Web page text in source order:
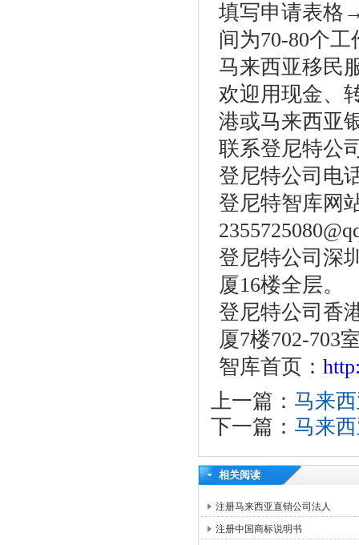
填写申请表格
间为70-80个
马来西亚移民
欢迎用现金、
港或马来西亚
联系登尼特公
登尼特公司电
登尼特智库网
登尼特公司深
厦16楼全层。
登尼特公司香
厦7楼702-703
智库首页：
上一篇： 马来
下一篇： 马来
相关阅读
注册马来西亚直销公司法人
注册中国商标说明书